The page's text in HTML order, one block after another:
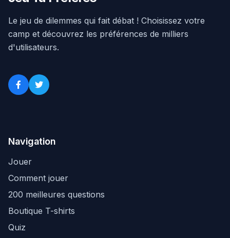
Le jeu de dilemmes qui fait débat ! Choisissez votre
camp et découvrez les préférences de milliers
d'utilisateurs.
Navigation
Jouer
Comment jouer
200 meilleures questions
Boutique T-shirts
Quiz